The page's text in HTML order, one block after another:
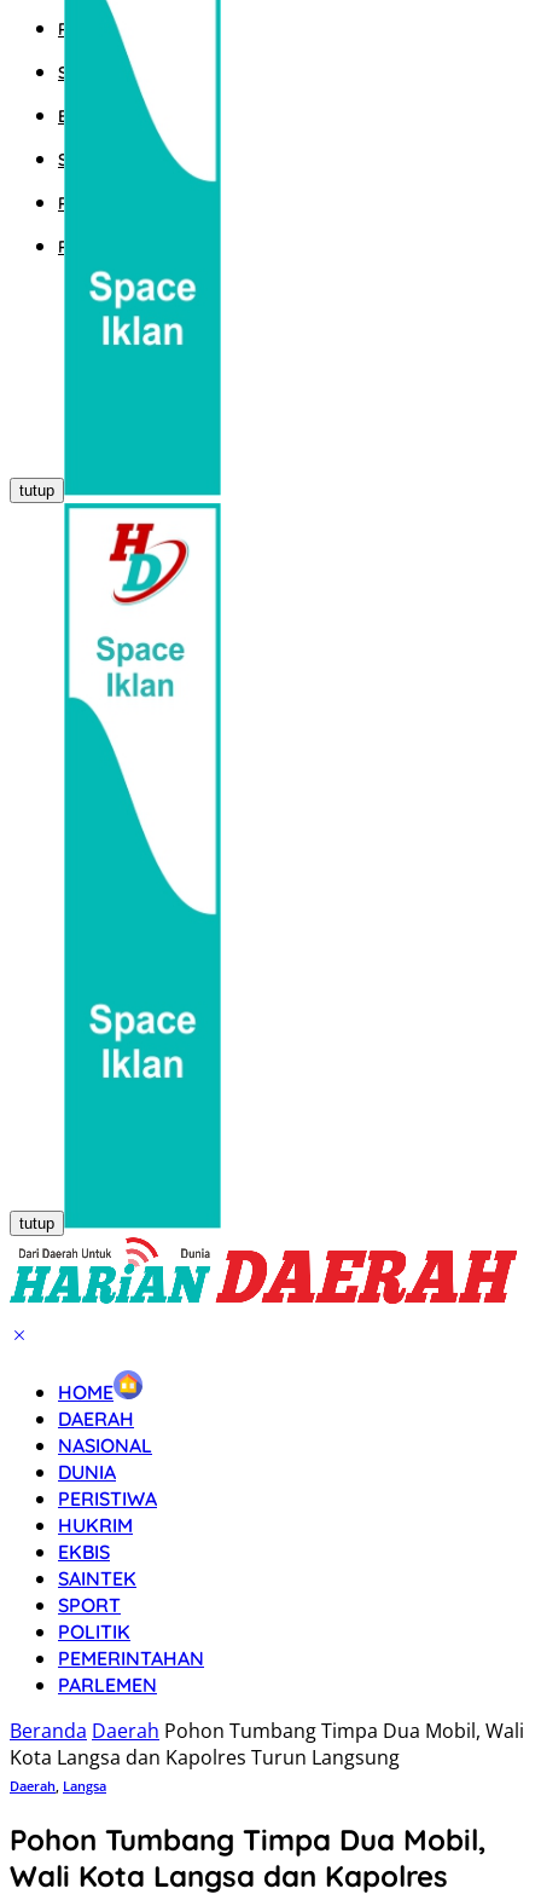
POLITIK
SPORT
EKBIS
SAINTEK
PEMERINTAHAN
PARLEMEN
tutup
tutup
HOME
DAERAH
NASIONAL
DUNIA
PERISTIWA
HUKRIM
EKBIS
SAINTEK
SPORT
POLITIK
PEMERINTAHAN
PARLEMEN
Beranda Daerah Pohon Tumbang Timpa Dua Mobil, Wali
Kota Langsa dan Kapolres Turun Langsung
Daerah, Langsa
Pohon Tumbang Timpa Dua Mobil,
Wali Kota Langsa dan Kapolres